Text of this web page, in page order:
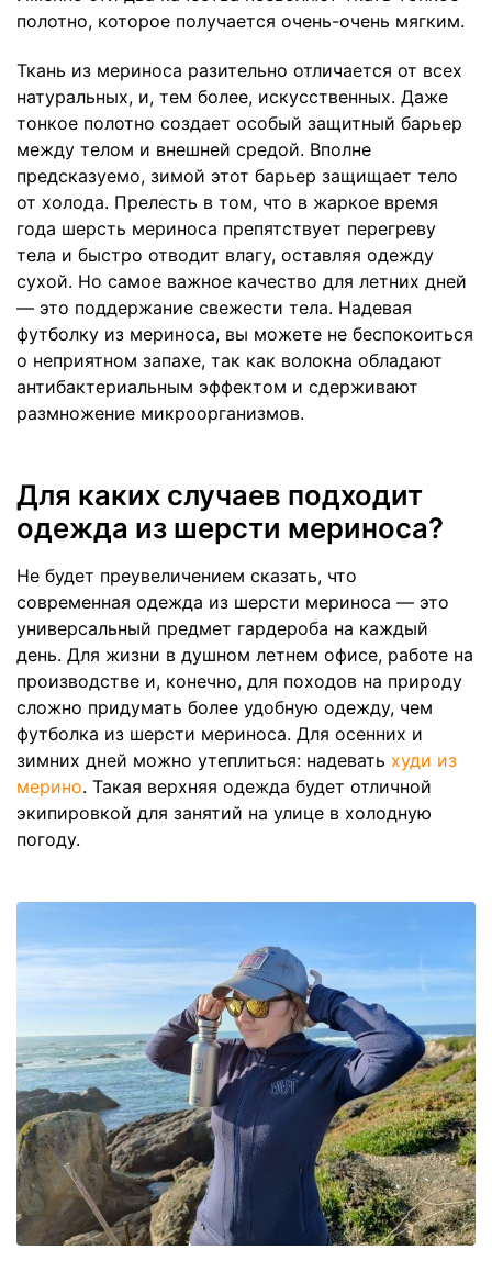
полотно, которое получается очень-очень мягким.
Ткань из мериноса разительно отличается от всех
натуральных, и, тем более, искусственных. Даже
тонкое полотно создает особый защитный барьер
между телом и внешней средой. Вполне
предсказуемо, зимой этот барьер защищает тело
от холода. Прелесть в том, что в жаркое время
года шерсть мериноса препятствует перегреву
тела и быстро отводит влагу, оставляя одежду
сухой. Но самое важное качество для летних дней
— это поддержание свежести тела. Надевая
футболку из мериноса, вы можете не беспокоиться
о неприятном запахе, так как волокна обладают
антибактериальным эффектом и сдерживают
размножение микроорганизмов.
Для каких случаев подходит
одежда из шерсти мериноса?
Не будет преувеличением сказать, что
современная одежда из шерсти мериноса — это
универсальный предмет гардероба на каждый
день. Для жизни в душном летнем офисе, работе на
производстве и, конечно, для походов на природу
сложно придумать более удобную одежду, чем
футболка из шерсти мериноса. Для осенних и
зимних дней можно утеплиться: надевать худи из
мерино. Такая верхняя одежда будет отличной
экипировкой для занятий на улице в холодную
погоду.